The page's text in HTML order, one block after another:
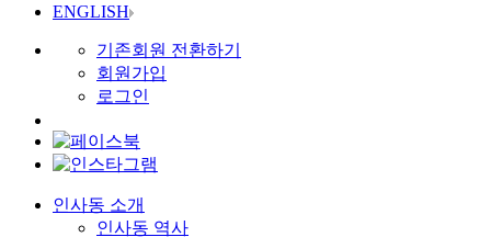
ENGLISH
기존회원 전환하기
회원가입
로그인
인사동 소개
인사동 역사